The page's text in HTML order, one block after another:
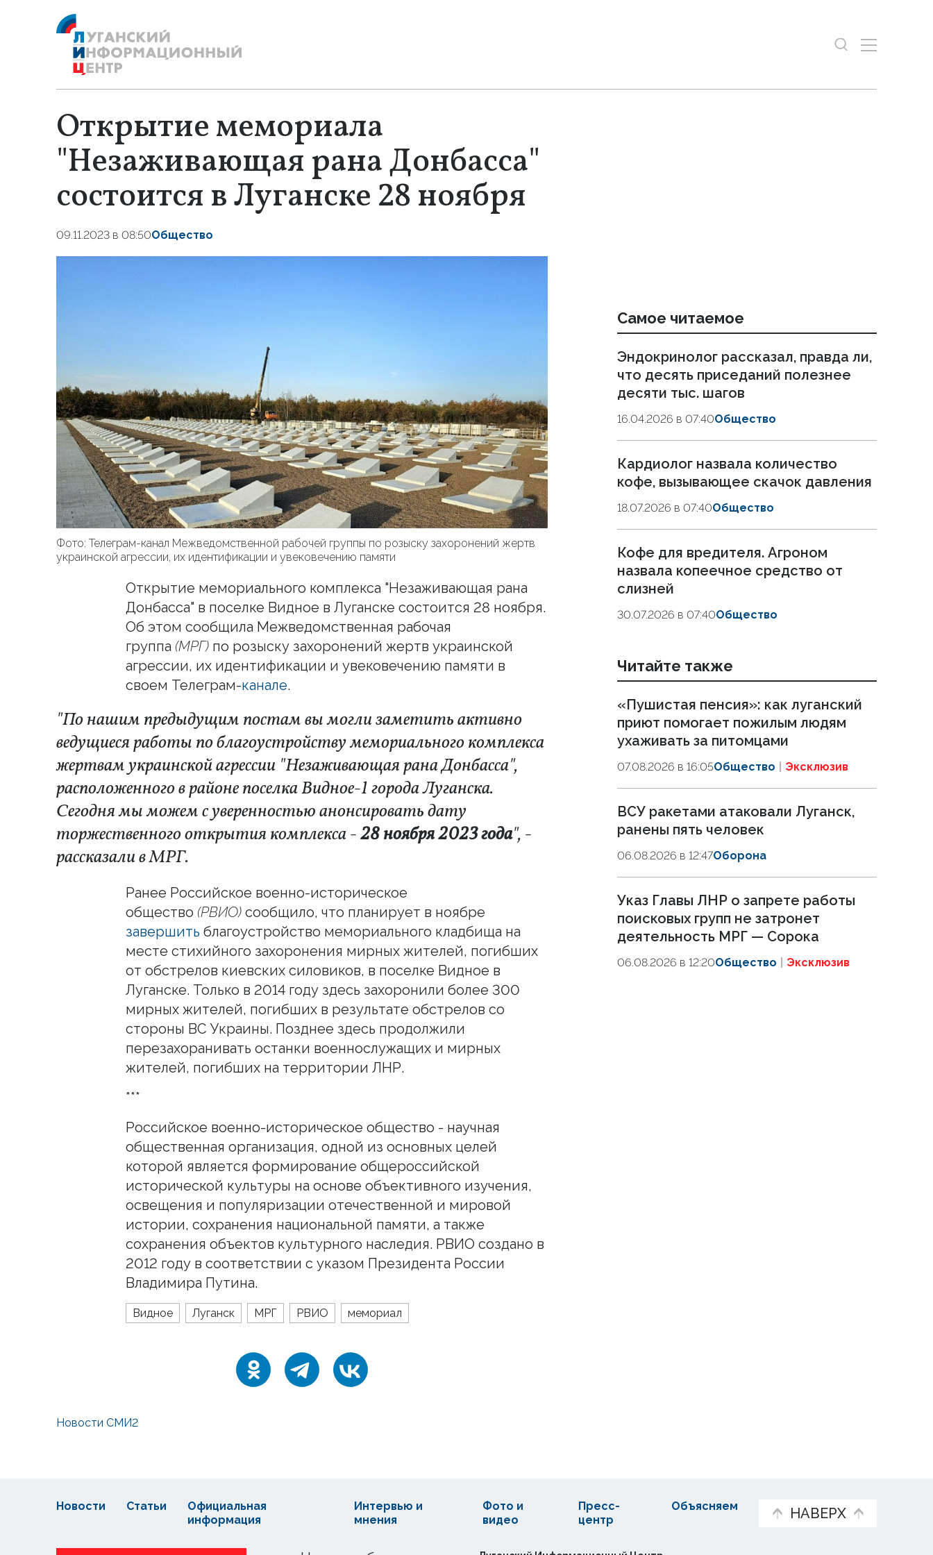
Открытие мемориала
"Незаживающая рана Донбасса"
состоится в Луганске 28 ноября
09.11.2023 в 08:50Общество
Фото: Телеграм-канал Межведомственной рабочей группы по розыску захоронений жертв
украинской агрессии, их идентификации и увековечению памяти
Открытие мемориального комплекса "Незаживающая рана
Донбасса" в поселке Видное в Луганске состоится 28 ноября.
Об этом сообщила Межведомственная рабочая
группа (МРГ) по розыску захоронений жертв украинской
агрессии, их идентификации и увековечению памяти в
своем Телеграм-канале.
"По нашим предыдущим постам вы могли заметить активно
ведущиеся работы по благоустройству мемориального комплекса
жертвам украинской агрессии "Незаживающая рана Донбасса",
расположенного в районе поселка Видное-1 города Луганска.
Сегодня мы можем с уверенностью анонсировать дату
торжественного открытия комплекса -28 ноября 2023 года", -
рассказали в МРГ.
Ранее Российское военно-историческое
общество (РВИО) сообщило, что планирует в ноябре
завершить благоустройство мемориального кладбища на
месте стихийного захоронения мирных жителей, погибших
от обстрелов киевских силовиков, в поселке Видное в
Луганске. Только в 2014 году здесь захоронили более 300
мирных жителей, погибших в результате обстрелов со
стороны ВС Украины. Позднее здесь продолжили
перезахоранивать останки военнослужащих и мирных
жителей, погибших на территории ЛНР.
***
Российское военно-историческое общество - научная
общественная организация, одной из основных целей
которой является формирование общероссийской
исторической культуры на основе объективного изучения,
освещения и популяризации отечественной и мировой
истории, сохранения национальной памяти, а также
сохранения объектов культурного наследия. РВИО создано в
2012 году в соответствии с указом Президента России
Владимира Путина.
Видное Луганск МРГ РВИО мемориал
Самое читаемое
Эндокринолог рассказал, правда ли,
что десять приседаний полезнее
десяти тыс. шагов
16.04.2026 в 07:40Общество
Кардиолог назвала количество
кофе, вызывающее скачок давления
18.07.2026 в 07:40Общество
Кофе для вредителя. Агроном
назвала копеечное средство от
слизней
30.07.2026 в 07:40Общество
Читайте также
«Пушистая пенсия»: как луганский
приют помогает пожилым людям
ухаживать за питомцами
07.08.2026 в 16:05Общество Эксклюзив
ВСУ ракетами атаковали Луганск,
ранены пять человек
06.08.2026 в 12:47Оборона
Указ Главы ЛНР о запрете работы
поисковых групп не затронет
деятельность МРГ — Сорока
06.08.2026 в 12:20Общество Эксклюзив
Новости СМИ2
НАВЕРХ
Новости Статьи
Официальная
информация
Интервью и
мнения
Фото и
видео
Пресс-
центр
Объясняем